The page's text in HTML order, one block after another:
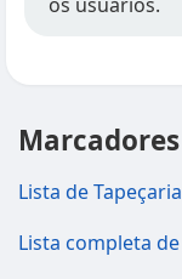
Marcadores
Lista de
Lista completa